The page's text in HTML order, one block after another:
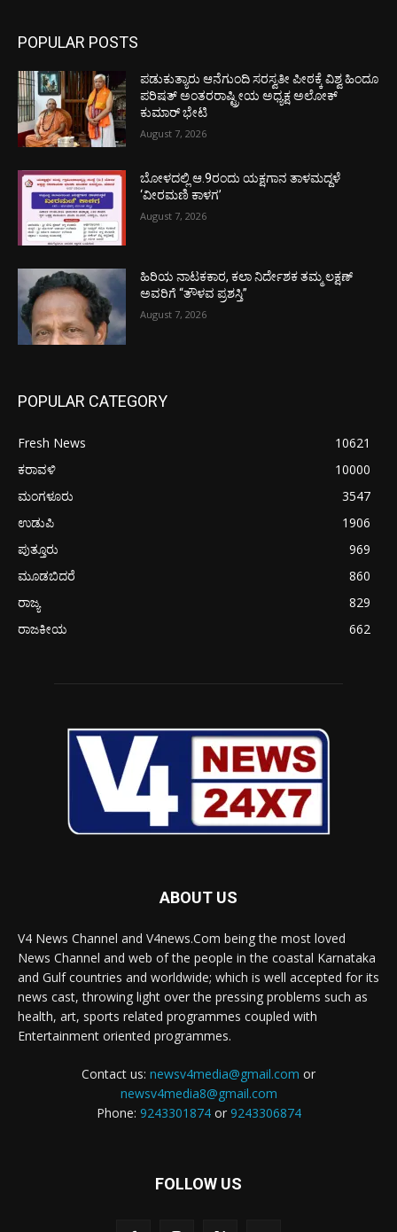
POPULAR POSTS
ಪಡುಕುತ್ಯಾರು ಆನೆಗುಂದಿ ಸರಸ್ವತೀ ಪೀಠಕ್ಕೆ ವಿಶ್ವ ಹಿಂದೂ
ಪರಿಷತ್ ಅಂತರರಾಷ್ಟ್ರೀಯ ಅಧ್ಯಕ್ಷ ಅಲೋಕ್
ಕುಮಾರ್ ಭೇಟಿ
August 7, 2026
ಬೋಳದಲ್ಲಿ ಆ.9ರಂದು ಯಕ್ಷಗಾನ ತಾಳಮದ್ದಳೆ
‘ವೀರಮಣಿ ಕಾಳಗ’
August 7, 2026
ಹಿರಿಯ ನಾಟಕಕಾರ, ಕಲಾ ನಿರ್ದೇಶಕ ತಮ್ಮ ಲಕ್ಷಣ್
ಅವರಿಗೆ “ತೌಳವ ಪ್ರಶಸ್ತಿ”
August 7, 2026
POPULAR CATEGORY
Fresh News
10621
ಕರಾವಳಿ
10000
ಮಂಗಳೂರು
3547
ಉಡುಪಿ
1906
ಪುತ್ತೂರು
969
ಮೂಡಬಿದರೆ
860
ರಾಜ್ಯ
829
ರಾಜಕೀಯ
662
ABOUT US
V4 News Channel and V4news.Com being the most loved
News Channel and web of the people in the coastal Karnataka
and Gulf countries and worldwide; which is well accepted for its
news cast, throwing light over the pressing problems such as
health, art, sports related programmes coupled with
Entertainment oriented programmes.
Contact us: newsv4media@gmail.com or
newsv4media8@gmail.com
Phone: 9243301874or 9243306874
FOLLOW US